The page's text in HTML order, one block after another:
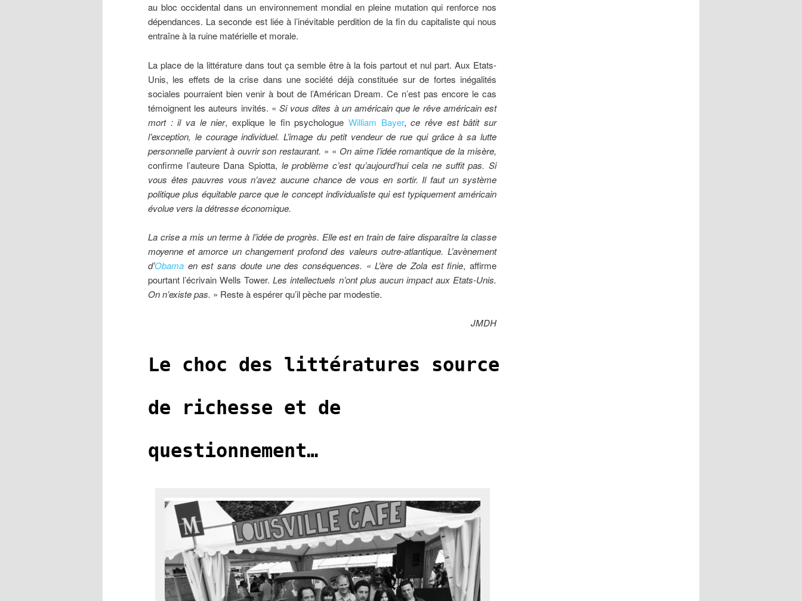
au bloc occidental dans un environnement mondial en pleine mutation qui renforce nos
dépendances. La seconde est liée à l’inévitable perdition de la fin du capitaliste qui nous
entraîne à la ruine matérielle et morale.
La place de la littérature dans tout ça semble être à la fois partout et nul part. Aux Etats-
Unis, les effets de la crise dans une société déjà constituée sur de fortes inégalités
sociales pourraient bien venir à bout de l’Américan Dream. Ce n’est pas encore le cas
témoignent les auteurs invités. « Si vous dites à un américain que le rêve américain est
mort : il va le nier, explique le fin psychologue William Bayer,ce rêve est bâtit sur
l’exception, le courage individuel. L’image du petit vendeur de rue qui grâce à sa lutte
personnelle parvient à ouvrir son restaurant. » « On aime l’idée romantique de la misère,
confirme l’auteure Dana Spiotta, le problème c’est qu’aujourd’hui cela ne suffit pas. Si
vous êtes pauvres vous n’avez aucune chance de vous en sortir. Il faut un système
politique plus équitable parce que le concept individualiste qui est typiquement américain
évolue vers la détresse économique.
La crise a mis un terme à l’idée de progrès. Elle est en train de faire disparaître la classe
moyenne et amorce un changement profond des valeurs outre-atlantique. L’avènement
d’Obama en est sans doute une des conséquences. «L’ère de Zola est finie, affirme
pourtant l’écrivain Wells Tower.Les intellectuels n’ont plus aucun impact aux Etats-Unis.
On n’existe pas. » Reste à espérer qu’il pèche par modestie.
JMDH
Le choc des littératures source
de richesse et de
questionnement…